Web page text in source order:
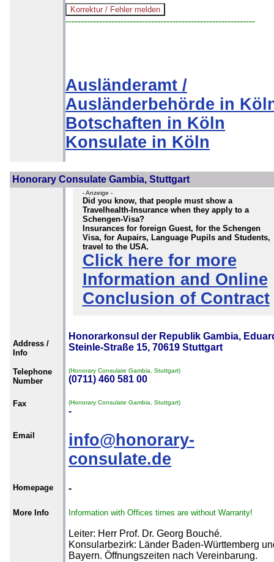
--------------------------------------------------------------
Ausländeramt /
Ausländerbehörde in
Botschaften in Köln
Konsulate in Köln
Honorary Consulate Gambia, Stuttgart
- Anzeige -
Did you know, that people must show a
Travelhealth-Insurance when they apply to a
Schengen-Visa?
Insurances for foreign Guest, for the Schengen
Visa, for Aupairs, Language Pupils and Students,
travel to the USA.
Click here for more
Information and Online
Conclusion of Contract
Address /
Info
Honorarkonsul der Republik Gambia,
Steinle-Straße 15, 70619 Stuttgart
Telephone
Number
(Honorary Consulate Gambia, Stuttgart)
(0711) 460 581 00
Fax (Honorary Consulate Gambia, Stuttgart)
-
Email
info@honorary-
consulate.de
Homepage -
More Info Information with Offices times are without Warranty!
Leiter: Herr Prof. Dr. Georg Bouché.
Konsularbezirk: Länder Baden-Württemberg
Bayern. Öffnungszeiten nach Vereinbarung.